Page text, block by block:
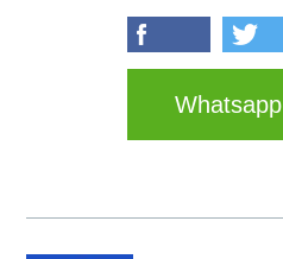
Whatsapp